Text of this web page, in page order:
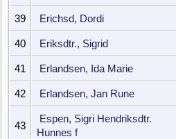
39 Erichsd, Dordi
40 Eriksdtr., Sigrid
41 Erlandsen, Ida Marie
42 Erlandsen, Jan Rune
43
Espen, Sigri Hendriksdtr.
Hunnes f